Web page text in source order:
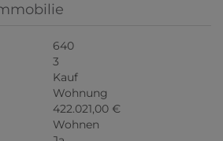
640
3
Kauf
Wohnung
422.021,00 €
Wohnen